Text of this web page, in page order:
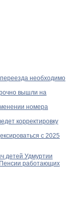
необходимо
вышли на
номера
корректировку
с 2025
детей Удмуртии
Пенсии работающих